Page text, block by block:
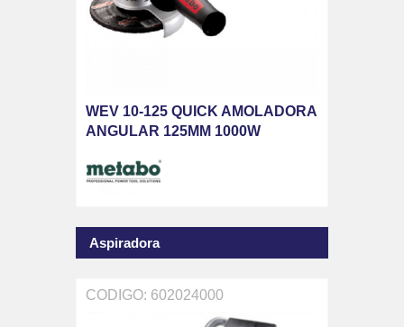
WEV 10-125 QUICK AMOLADORA
ANGULAR 125MM 1000W
Aspiradora
CODIGO: 602024000